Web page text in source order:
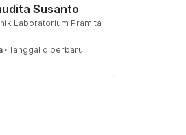
Susanto
Laboratorium Pramita
· Tanggal diperbarui